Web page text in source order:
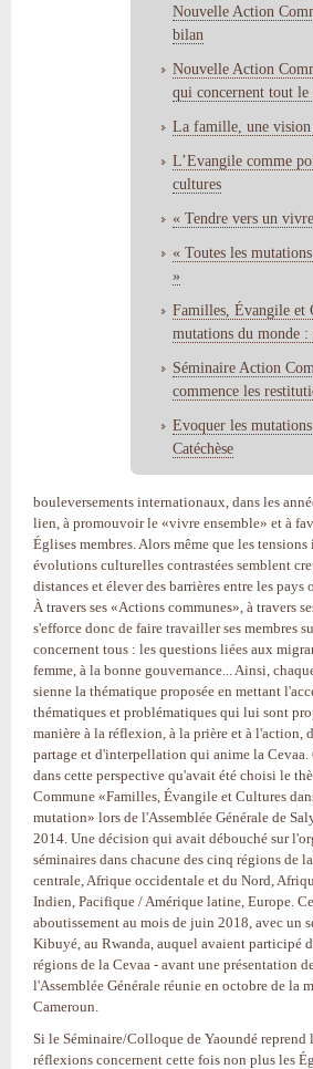
Nouvelle Action
bilan
Nouvelle Action
qui concernent tout le
La famille, une vision
L’Evangile comme
cultures
« Tendre vers un
« Toutes les
»
Familles, Évangile et
mutations du monde
Séminaire Action
commence les
Evoquer les
Catéchèse
bouleversements internationaux, dans les
lien, à promouvoir le «vivre ensemble» et à
Églises membres. Alors même que les
évolutions culturelles contrastées semblent
distances et élever des barrières entre les pays
À travers ses «Actions communes», à travers
s'efforce donc de faire travailler ses membres
concernent tous : les questions liées aux
femme, à la bonne gouvernance... Ainsi,
sienne la thématique proposée en mettant
thématiques et problématiques qui lui sont
manière à la réflexion, à la prière et à l'action,
partage et d'interpellation qui anime la Cevaa.
dans cette perspective qu'avait été choisi le
Commune «Familles, Évangile et Cultures
mutation» lors de l'Assemblée Générale de
2014. Une décision qui avait débouché sur
séminaires dans chacune des cinq régions de
centrale, Afrique occidentale et du Nord,
Indien, Pacifique / Amérique latine, Europe.
aboutissement au mois de juin 2018, avec un
Kibuyé, au Rwanda, auquel avaient participé
régions de la Cevaa - avant une présentation
l'Assemblée Générale réunie en octobre de la
Cameroun.
Si le Séminaire/Colloque de Yaoundé reprend
réflexions concernent cette fois non plus les